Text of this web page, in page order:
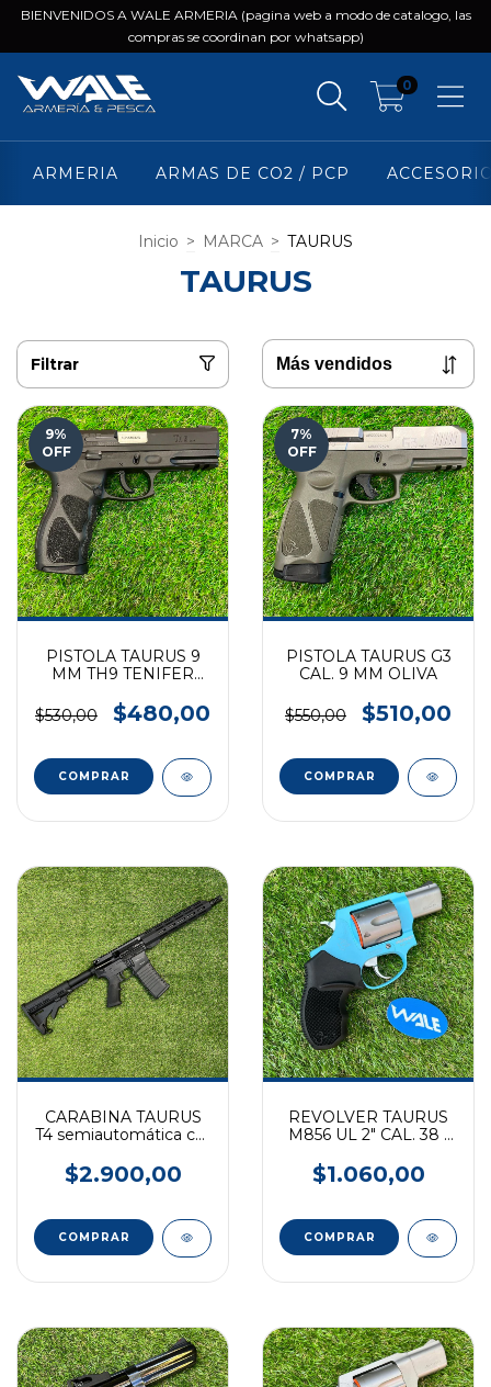
BIENVENIDOS A WALE ARMERIA (pagina web a modo de catalogo, las
compras se coordinan por whatsapp)
0
ARMERIA ARMAS DE CO2 / PCP
Inicio > MARCA > TAURUS
TAURUS
Filtrar
9%
OFF
PISTOLA TAURUS 9
MM TH9 TENIFER
$530,00
$480,00
7%
OFF
PISTOLA TAURUS G3
CAL. 9 MM OLIVA
$550,00 $510,00
CARABINA TAURUS
T4 semiautomática cal.
$2.900,00
REVOLVER TAURUS
M856 UL 2" CAL. 38 -
$1.060,00